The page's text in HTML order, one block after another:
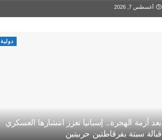
أغسطس 7, 2026
دولية
بعد أزمة الهجرة.. إسبانيا تعزز انتشارها العسكري
قبالة سبتة بفرقاطتين حربيتين